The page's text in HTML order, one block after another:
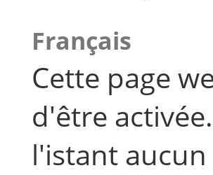
Français
Cette page
d'être
l'istant